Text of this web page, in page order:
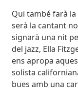
Qui també farà
serà la cantant
signarà una nit
del jazz, Ella
ens apropa
solista
bues amb una